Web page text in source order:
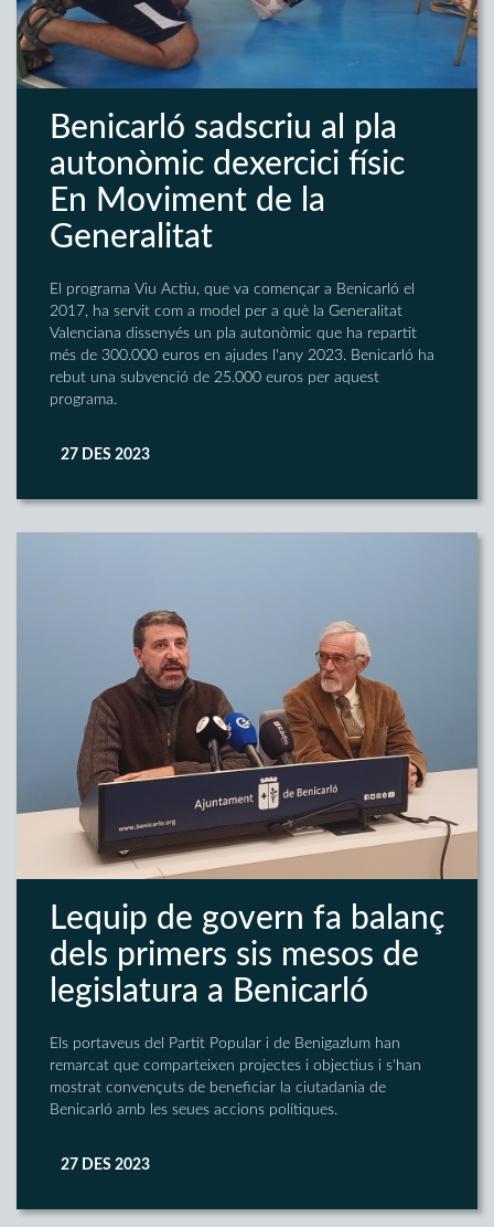
Benicarló sadscriu al pla
autonòmic dexercici físic
En Moviment de la
Generalitat
El programa Viu Actiu, que va començar a Benicarló el
2017, ha servit com a model per a què la Generalitat
Valenciana dissenyés un pla autonòmic que ha repartit
més de 300.000 euros en ajudes l'any 2023. Benicarló ha
rebut una subvenció de 25.000 euros per aquest
programa.
27 DES 2023
Lequip de govern fa balanç
dels primers sis mesos de
legislatura a Benicarló
Els portaveus del Partit Popular i de Benigazlum han
remarcat que comparteixen projectes i objectius i s'han
mostrat convençuts de beneficiar la ciutadania de
Benicarló amb les seues accions polítiques.
27 DES 2023